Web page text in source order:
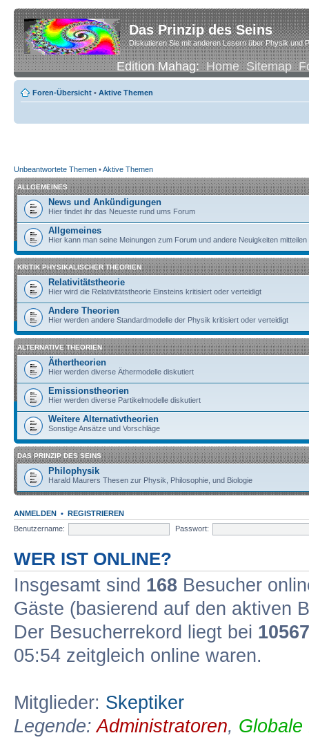
Das Prinzip des Seins
Diskutieren Sie mit anderen Lesern über Physik und
Edition Mahag:Home Sitemap
Foren-Übersicht • Aktive Themen
Unbeantwortete Themen •Aktive Themen
ALLGEMEINES
News und Ankündigungen
Hier findet ihr das Neueste rund ums Forum
Allgemeines
Hier kann man seine Meinungen zum Forum und andere Neuigkeiten mitteilen
KRITIK PHYSIKALISCHER THEORIEN
Relativitätstheorie
Hier wird die Relativitätstheorie Einsteins kritisiert oder verteidigt
Andere Theorien
Hier werden andere Standardmodelle der Physik kritisiert oder verteidigt
ALTERNATIVE THEORIEN
Äthertheorien
Hier werden diverse Äthermodelle diskutiert
Emissionstheorien
Hier werden diverse Partikelmodelle diskutiert
Weitere Alternativtheorien
Sonstige Ansätze und Vorschläge
DAS PRINZIP DES SEINS
Philophysik
Harald Maurers Thesen zur Physik, Philosophie, und Biologie
ANMELDEN • REGISTRIEREN
Benutzername:
Passwort:
WER IST ONLINE?
Insgesamt sind 168 Besucher
Gäste (basierend auf den aktiven
Der Besucherrekord liegt bei 10567
05:54 zeitgleich online waren.
Mitglieder: Skeptiker
Legende:Administratoren, Globale